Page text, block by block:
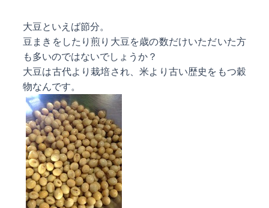
大豆といえば節分。
豆まきをしたり煎り大豆を歳の数だけいただいた方
も多いのではないでしょうか？
大豆は古代より栽培され、米より古い歴史をもつ穀
物なんです。